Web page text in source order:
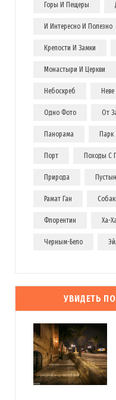
Горы И Пещеры
И Интересно И Полезно
Крепости И Замки
Монастыри И Церкви
Небоскреб
Одно Фото От
Панорама Парк
Порт Походы С
Природа
Рамат Ган
Флорентин Ха-
Черным-Бело
УВИДЕТЬ